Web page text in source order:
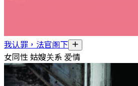
我认罪，法官阁下
女同性 姑嫂关系 爱情